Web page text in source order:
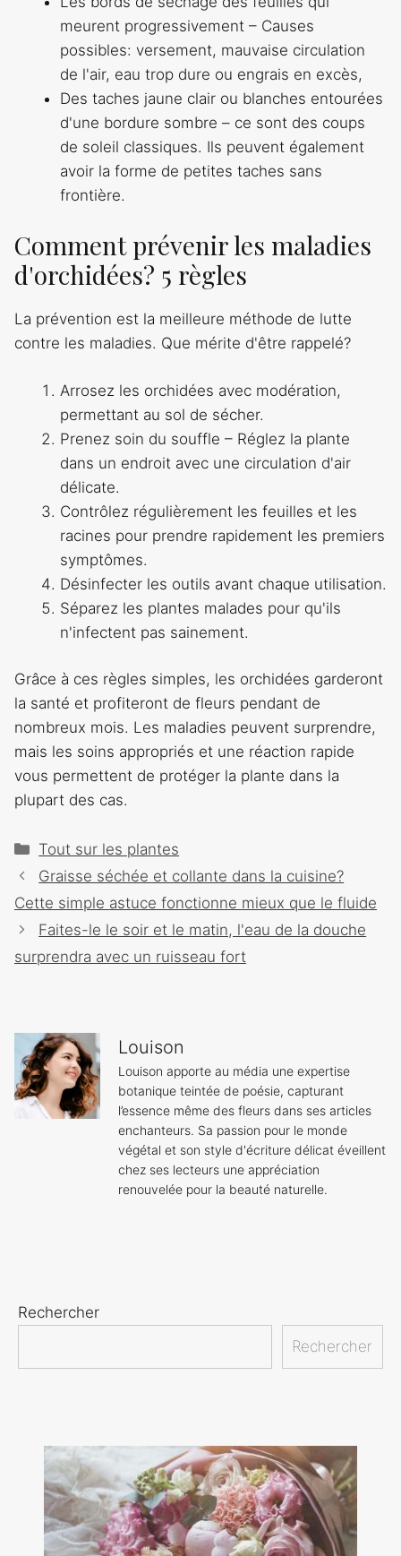
meurent progressivement – Causes
possibles: versement, mauvaise circulation
de l'air, eau trop dure ou engrais en excès,
Des taches jaune clair ou blanches entourées
d'une bordure sombre – ce sont des coups
de soleil classiques. Ils peuvent également
avoir la forme de petites taches sans
frontière.
Comment prévenir les maladies
d'orchidées? 5 règles
La prévention est la meilleure méthode de lutte
contre les maladies. Que mérite d'être rappelé?
Arrosez les orchidées avec modération,
permettant au sol de sécher.
Prenez soin du souffle – Réglez la plante
dans un endroit avec une circulation d'air
délicate.
Contrôlez régulièrement les feuilles et les
racines pour prendre rapidement les premiers
symptômes.
Désinfecter les outils avant chaque utilisation.
Séparez les plantes malades pour qu'ils
n'infectent pas sainement.
Grâce à ces règles simples, les orchidées garderont
la santé et profiteront de fleurs pendant de
nombreux mois. Les maladies peuvent surprendre,
mais les soins appropriés et une réaction rapide
vous permettent de protéger la plante dans la
plupart des cas.
Catégories
Tout sur les plantes
Navigation
des
Graisse séchée et collante dans la cuisine?
Cette simple astuce fonctionne mieux que le fluide
Faites-le le soir et le matin, l'eau de la douche
surprendra avec un ruisseau fort
Louison
Louison apporte au média une expertise
botanique teintée de poésie, capturant
l’essence même des fleurs dans ses articles
enchanteurs. Sa passion pour le monde
végétal et son style d'écriture délicat éveillent
chez ses lecteurs une appréciation
renouvelée pour la beauté naturelle.
Rechercher
Rechercher